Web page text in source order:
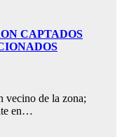
CAPTADOS
vecino de la zona;
en…